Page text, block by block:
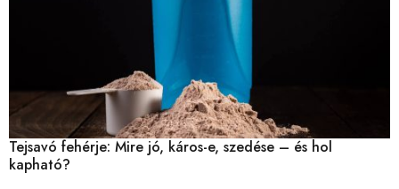
Tejsavó fehérje: Mire jó, káros-e, szedése – és hol
kapható?